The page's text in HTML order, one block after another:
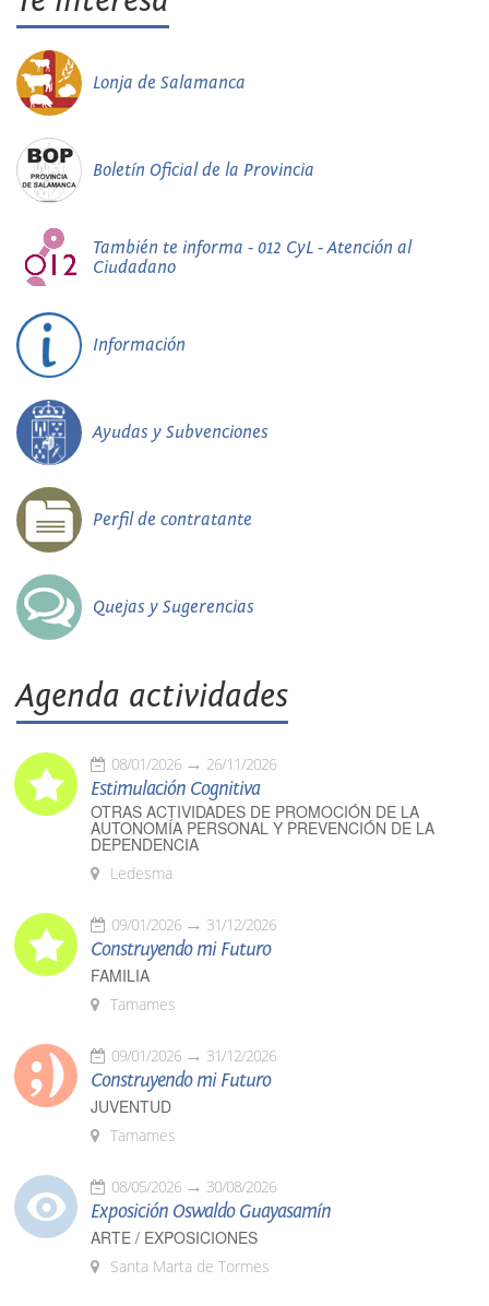
Lonja de Salamanca
Boletín Oficial de la Provincia
También te informa - 012 CyL - Atención al
Ciudadano
Información
Ayudas y Subvenciones
Perfil de contratante
Quejas y Sugerencias
Agenda actividades
08/01/2026 26/11/2026
Estimulación Cognitiva
OTRAS ACTIVIDADES DE PROMOCIÓN DE LA
AUTONOMÍA PERSONAL Y PREVENCIÓN DE LA
DEPENDENCIA
Ledesma
09/01/2026 31/12/2026
Construyendo mi Futuro
FAMILIA
Tamames
09/01/2026 31/12/2026
Construyendo mi Futuro
JUVENTUD
Tamames
08/05/2026 30/08/2026
Exposición Oswaldo Guayasamín
ARTE / EXPOSICIONES
Santa Marta de Tormes